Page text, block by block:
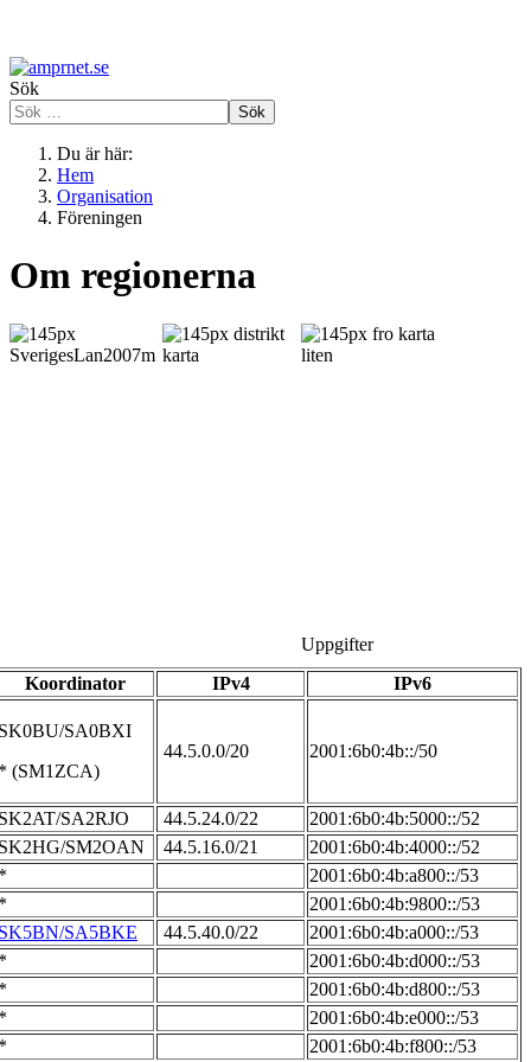
Sök
Sök
Du är här:
Hem
Organisation
Föreningen
Om regionerna
Koordinator IPv4 IPv6
SA0BXI
(SM1ZCA)
44.5.0.0/20 2001:6b0:4b::/50
SA2RJO 44.5.24.0/22
2001:6b0:4b:5000::/52
SM2OAN
44.5.16.0/21
2001:6b0:4b:4000::/52
2001:6b0:4b:a800::/53
2001:6b0:4b:9800::/53
SA5BKE
44.5.40.0/22
2001:6b0:4b:a000::/53
2001:6b0:4b:d000::/53
2001:6b0:4b:d800::/53
2001:6b0:4b:e000::/53
2001:6b0:4b:f800::/53
Uppgifter